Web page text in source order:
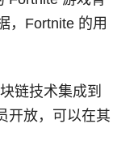
，Fortnite 的用
链技术集成到
开放，可以在其